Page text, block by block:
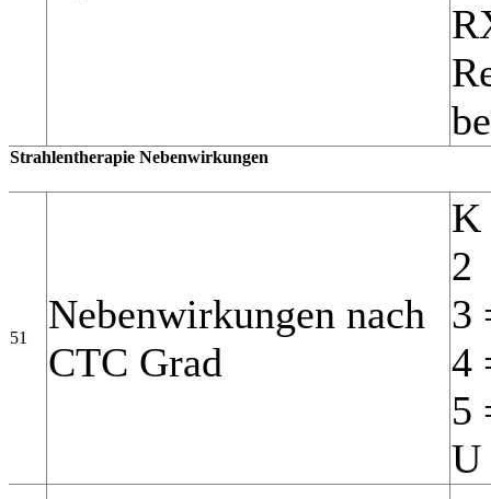
Strahlentherapie Nebenwirkungen
51
Nebenwirkungen nach
CTC Grad
K
2
3
4
5
U